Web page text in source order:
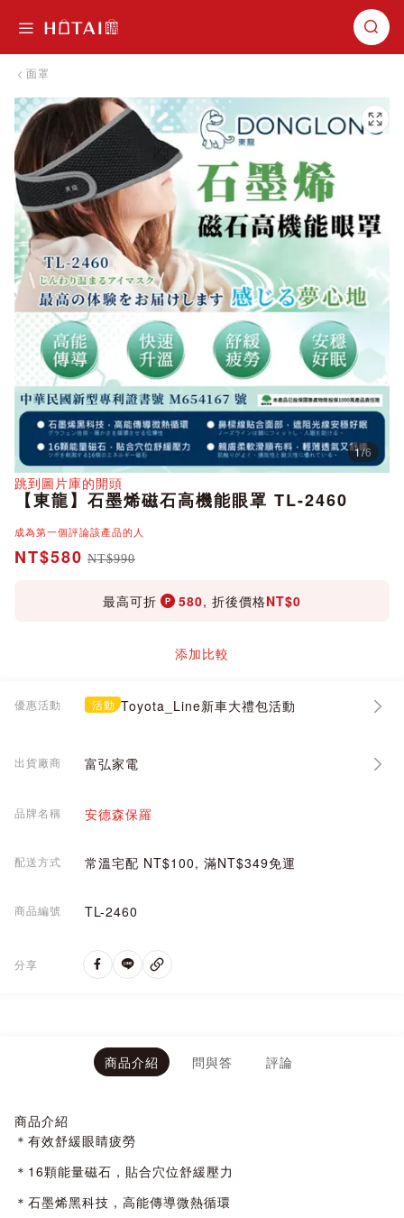
面罩
跳到圖片庫的末尾
1/6
跳到圖片庫的開頭
分享
【東龍】石墨烯磁石高機能眼罩 TL-2460
成為第一個評論該產品的人
NT$580 NT$990
最高可折 580, 折後價格NT$0
添加比較
優惠活動 活動 Toyota_Line新車大禮包活動
出貨廠商 富弘家電
品牌名稱 安德森保羅
配送方式 常溫宅配 NT$100, 滿NT$349免運
商品編號 TL-2460
分享
商品介紹 問與答 評論
商品介紹
＊有效舒緩眼睛疲勞
＊16顆能量磁石，貼合穴位舒緩壓力
＊石墨烯黑科技，高能傳導微熱循環